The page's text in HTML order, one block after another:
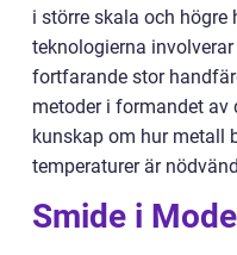
i större skala och högre
teknologierna
fortfarande stor
metoder i formandet av
kunskap om hur metall
temperaturer är
Smide i